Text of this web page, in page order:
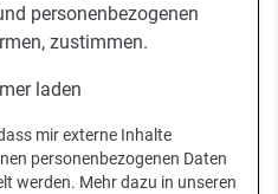
personenbezogenen
zustimmen.
laden
mir externe Inhalte
personenbezogenen Daten
werden. Mehr dazu in unseren